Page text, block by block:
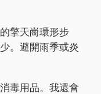
擎天崗環形步
。避開雨季或炎
毒用品。我還會